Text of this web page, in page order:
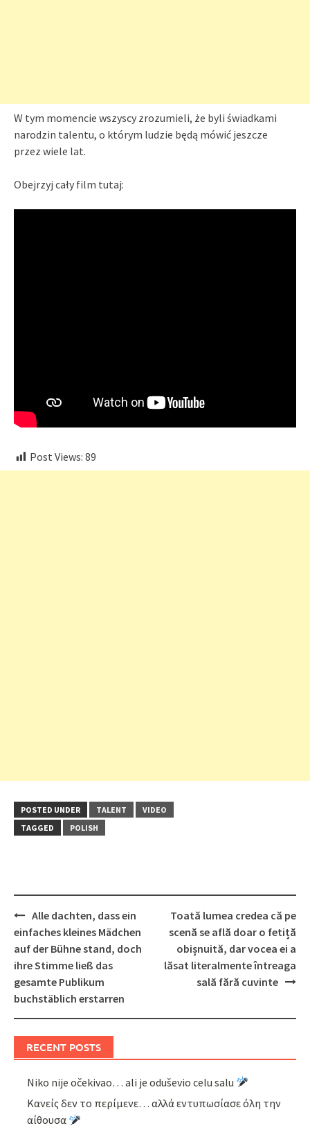
W tym momencie wszyscy zrozumieli, że byli świadkami
narodzin talentu, o którym ludzie będą mówić jeszcze
przez wiele lat.
Obejrzyj cały film tutaj:
Post Views: 89
POSTED UNDER TALENT
VIDEO
TAGGED
POLISH
Post
navigation
Alle dachten, dass ein
einfaches kleines Mädchen
auf der Bühne stand, doch
ihre Stimme ließ das
gesamte Publikum
buchstäblich erstarren
Toată lumea credea că pe
scenă se află doar o fetiță
obișnuită, dar vocea ei a
lăsat literalmente întreaga
sală fără cuvinte
RECENT POSTS
Niko nije očekivao… ali je oduševio celu salu
Κανείς δεν το περίμενε… αλλά εντυπωσίασε όλη την
αίθουσα